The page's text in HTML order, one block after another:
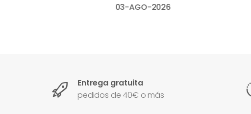
03-AGO-2026
Entrega gratuita
pedidos de 40€ o más